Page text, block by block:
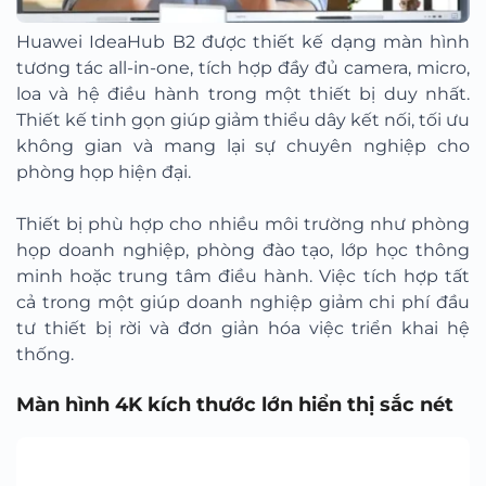
Huawei IdeaHub B2 được thiết kế dạng màn hình
tương tác all-in-one, tích hợp đầy đủ camera, micro,
loa và hệ điều hành trong một thiết bị duy nhất.
Thiết kế tinh gọn giúp giảm thiểu dây kết nối, tối ưu
không gian và mang lại sự chuyên nghiệp cho
phòng họp hiện đại.
Thiết bị phù hợp cho nhiều môi trường như phòng
họp doanh nghiệp, phòng đào tạo, lớp học thông
minh hoặc trung tâm điều hành. Việc tích hợp tất
cả trong một giúp doanh nghiệp giảm chi phí đầu
tư thiết bị rời và đơn giản hóa việc triển khai hệ
thống.
Màn hình 4K kích thước lớn hiển thị sắc nét